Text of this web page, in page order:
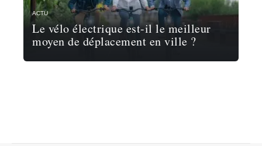
ACTU
Le vélo électrique est-il le meilleur
moyen de déplacement en ville ?